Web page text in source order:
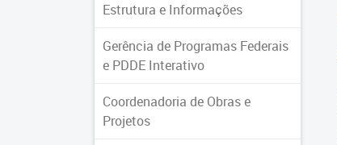
Estrutura e Informações
Gerência de Programas Federais
e PDDE Interativo
Coordenadoria de Obras e
Projetos